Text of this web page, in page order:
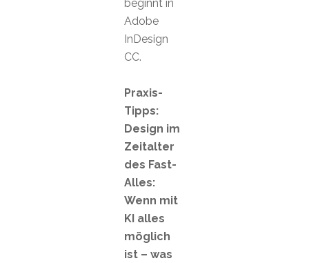
beginnt in
Adobe
InDesign
CC.
Praxis-
Tipps:
Design im
Zeitalter
des Fast-
Alles:
Wenn mit
KI alles
möglich
ist – was